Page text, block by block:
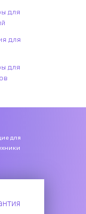
для
для
для
для